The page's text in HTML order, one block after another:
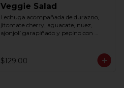
Veggie Salad
Lechuga acompañada de durazno,
jitomate cherry, aguacate, nuez,
ajonjolí garapiñado y pepino con
$129.00